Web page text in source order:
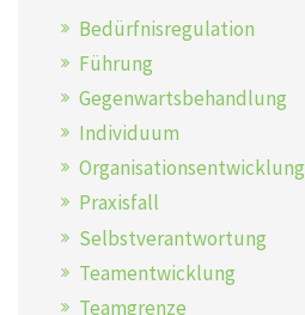
Bedürfnisregulation
Führung
Gegenwartsbehandlung
Individuum
Organisationsentwicklung
Praxisfall
Selbstverantwortung
Teamentwicklung
Teamgrenze